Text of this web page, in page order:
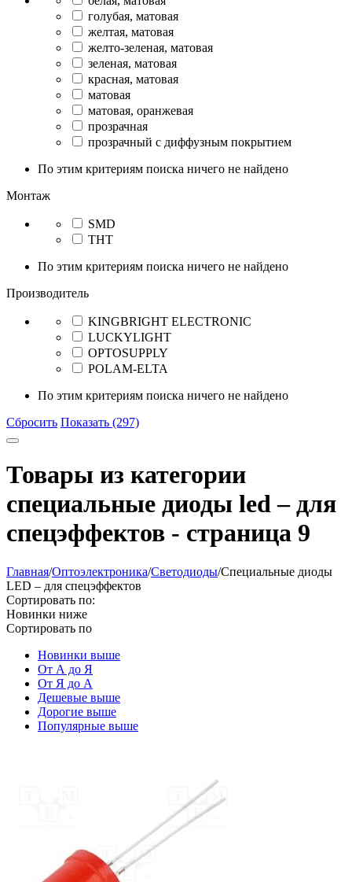
голубая, матовая
желтая, матовая
желто-зеленая, матовая
зеленая, матовая
красная, матовая
матовая
матовая, оранжевая
прозрачная
прозрачный с диффузным покрытием
По этим критериям поиска ничего не найдено
Монтаж
SMD
THT
По этим критериям поиска ничего не найдено
Производитель
KINGBRIGHT ELECTRONIC
LUCKYLIGHT
OPTOSUPPLY
POLAM-ELTA
По этим критериям поиска ничего не найдено
Сбросить Показать (297)
Товары из категории
специальные диоды led – для
спецэффектов - страница 9
Главная/Oптоэлектроника/Светодиоды/Специальные диоды
LED – для спецэффектов
Сортировать по:
Новинки ниже
Сортировать по
Новинки выше
От А до Я
От Я до А
Дешевые выше
Дорогие выше
Популярные выше